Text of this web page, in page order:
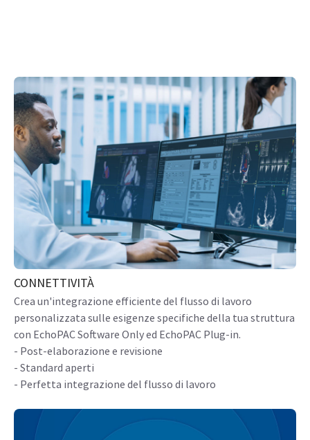
CONNETTIVITÀ
Crea un'integrazione efficiente del flusso di lavoro
personalizzata sulle esigenze specifiche della tua struttura
con EchoPAC Software Only ed EchoPAC Plug-in.
- Post-elaborazione e revisione
- Standard aperti
- Perfetta integrazione del flusso di lavoro